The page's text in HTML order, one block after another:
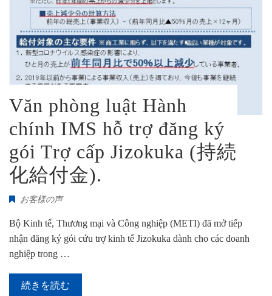
Văn phòng luật Hành
chính IMS hỗ trợ đăng ký
gói Trợ cấp Jizokuka (持続
化給付金).
お客様の声
Bộ Kinh tế, Thương mại và Công nghiệp (METI) đã mở tiếp
nhận đăng ký gói cứu trợ kinh tế Jizokuka dành cho các doanh
nghiệp trong …
続きを読む